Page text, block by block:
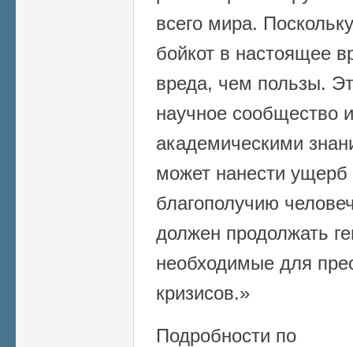
всего мира.
бойкот в настоящее
вреда, чем пользы.
научное сообщество
академическими
может нанести
благополучию
должен продолжать
необходимые для
кризисов.»
Подробности по